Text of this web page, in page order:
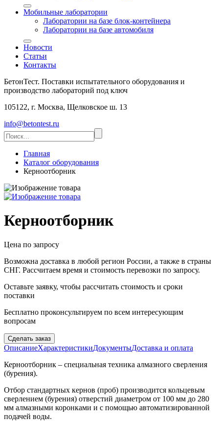
Мобильные лаборатории
Лаборатории на базе блок-контейнера
Лаборатории на базе автомобиля
Новости
Статьи
Контакты
БетонТест. Поставки испытательного оборудования и
производство лабораторий под ключ
105122, г. Москва, Щелковское ш. 13
info@betontest.ru
Главная
Каталог оборудования
Керноотборник
Керноотборник
Цена по запросу
Возможна доставка в любой регион России, а также в страны
СНГ. Рассчитаем время и стоимость перевозки по запросу.
Оставьте заявку, чтобы рассчитать стоимость и сроки
поставки
Бесплатно проконсультируем по всем интересующим
вопросам
Сделать заказ
ОписаниеХарактеристикиДокументыДоставка и оплата
Керноотборник – специальная техника алмазного сверления
(бурения).
Отбор стандартных кернов (проб) производится кольцевым
сверлением (бурения) отверстий диаметром от 100 мм до 280
мм алмазными коронками и с помощью автоматизированной
подачей воды.